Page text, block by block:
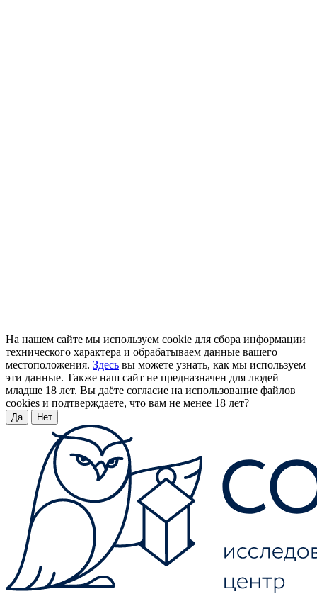
На нашем сайте мы используем cookie для сбора информации
технического характера и обрабатываем данные вашего
местоположения. Здесь вы можете узнать, как мы используем
эти данные. Также наш сайт не предназначен для людей
младше 18 лет. Вы даёте согласие на использование файлов
cookies и подтверждаете, что вам не менее 18 лет?
Да Нет